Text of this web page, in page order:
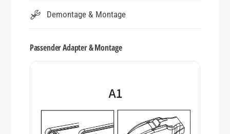
Demontage & Montage
Passender Adapter & Montage